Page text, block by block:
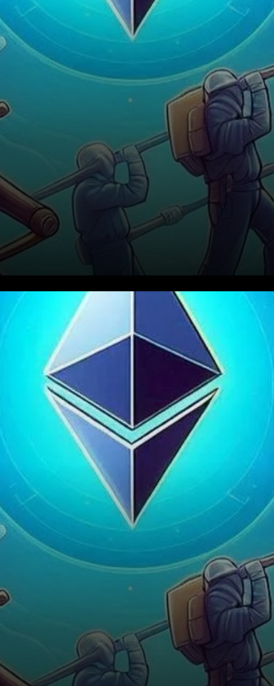
Ethereum (ETH) fait face à un
moment crucial alors qu’il lutte
autour du niveau de support
clé de 2 530…